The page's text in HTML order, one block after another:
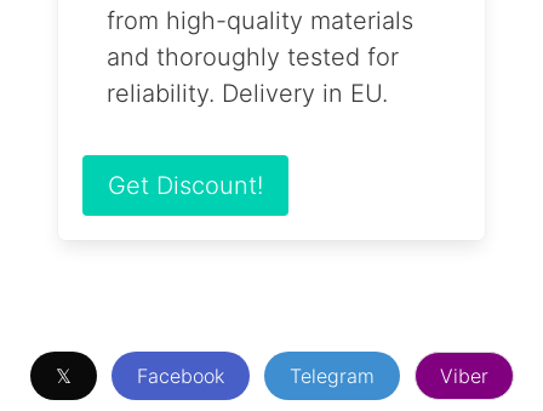
from high-quality materials
and thoroughly tested for
reliability. Delivery in EU.
Get Discount!
𝕏 Facebook Telegram Viber